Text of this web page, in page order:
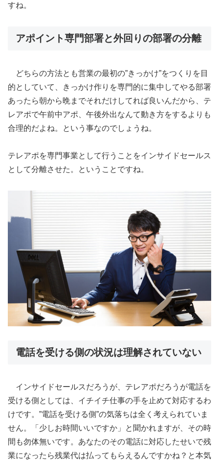
すね。
アポイント専門部署と外回りの部署の分離
どちらの方法とも営業の最初の”きっかけ”をつくりを目
的としていて、きっかけ作りを専門的に集中してやる部署
あったら朝から晩までそれだけしてれば良いんだから、テ
レアポで午前中アポ、午後外出なんて動き方をするよりも
合理的だよね。という事なのでしょうね。
テレアポを専門事業として行うことをインサイドセールス
として分離させた。ということですね。
電話を受ける側の状況は理解されていない
インサイドセールスだろうが、テレアポだろうが電話を
受ける側としては、イチイチ仕事の手を止めて対応するわ
けです。”電話を受ける側”の気落ちは全く考えられていま
せん。「少しお時間いいですか」と聞かれますが、その時
間も勿体無いです。あなたのその電話に対応したせいで残
業になったら残業代は払ってもらえるんですかね？と本気